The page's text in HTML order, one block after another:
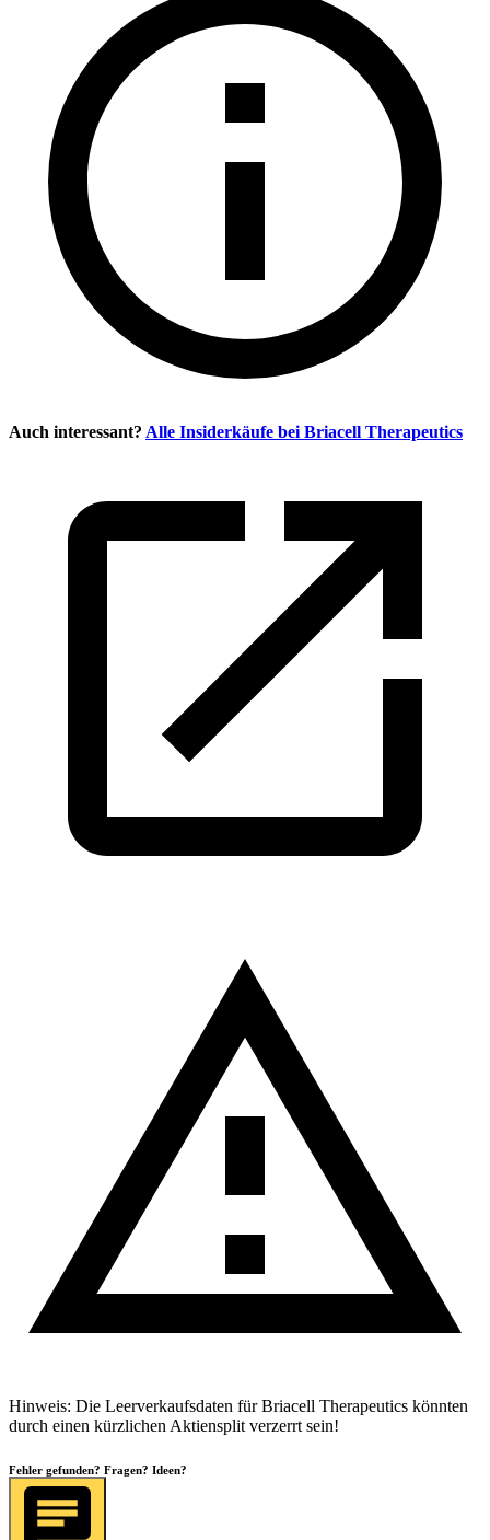
Auch interessant? Alle Insiderkäufe bei Briacell Therapeutics
Hinweis: Die Leerverkaufsdaten fürBriacell Therapeutics könnten
durch einen kürzlichen Aktiensplit verzerrt sein!
Fehler gefunden? Fragen? Ideen?